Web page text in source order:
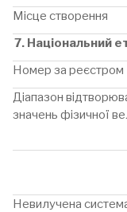
Місце створення
7. Національний
Номер за реєстром
Діапазон
значень фізичної
Невилучена